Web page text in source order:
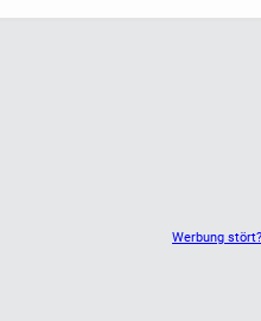
Spezielle Einzelanfertigung
Werbung